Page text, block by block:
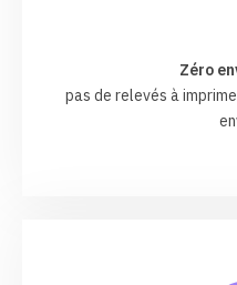
Zéro
pas de relevés à